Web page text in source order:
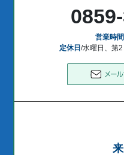
営業時間
定休日 /水曜日、第